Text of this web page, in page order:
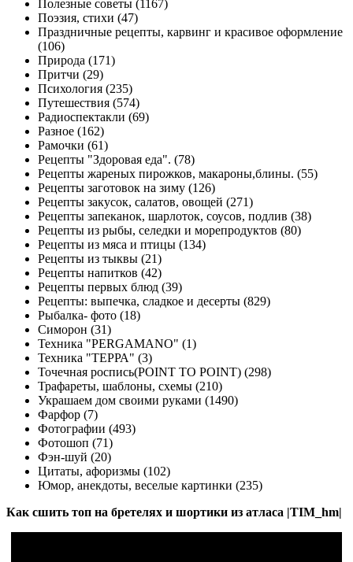
Полезные советы (1167)
Поэзия, стихи (47)
Праздничные рецепты, карвинг и красивое оформление
(106)
Природа (171)
Притчи (29)
Психология (235)
Путешествия (574)
Радиоспектакли (69)
Разное (162)
Рамочки (61)
Рецепты "Здоровая еда". (78)
Рецепты жареных пирожков, макароны,блины. (55)
Рецепты заготовок на зиму (126)
Рецепты закусок, салатов, овощей (271)
Рецепты запеканок, шарлоток, соусов, подлив (38)
Рецепты из рыбы, селедки и морепродуктов (80)
Рецепты из мяса и птицы (134)
Рецепты из тыквы (21)
Рецепты напитков (42)
Рецепты первых блюд (39)
Рецепты: выпечка, сладкое и десерты (829)
Рыбалка- фото (18)
Симорон (31)
Техника "PERGAMANO" (1)
Техника "ТЕРРА" (3)
Точечная роспись(POINT TO POINT) (298)
Трафареты, шаблоны, схемы (210)
Украшаем дом своими руками (1490)
Фарфор (7)
Фотографии (493)
Фотошоп (71)
Фэн-шуй (20)
Цитаты, афоризмы (102)
Юмор, анекдоты, веселые картинки (235)
Как сшить топ на бретелях и шортики из атласа |TIM_hm|